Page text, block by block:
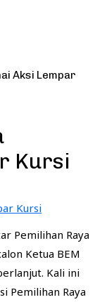
Aksi Lempar
Kursi
Pemilihan Raya
Ketua BEM
Kali ini
Pemilihan Raya